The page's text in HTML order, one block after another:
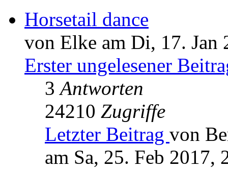
Horsetail dance
von Elke am Di, 17. Jan
Erster ungelesener
3Antworten
24210 Zugriffe
Letzter Beitrag von
am Sa, 25. Feb 2017,